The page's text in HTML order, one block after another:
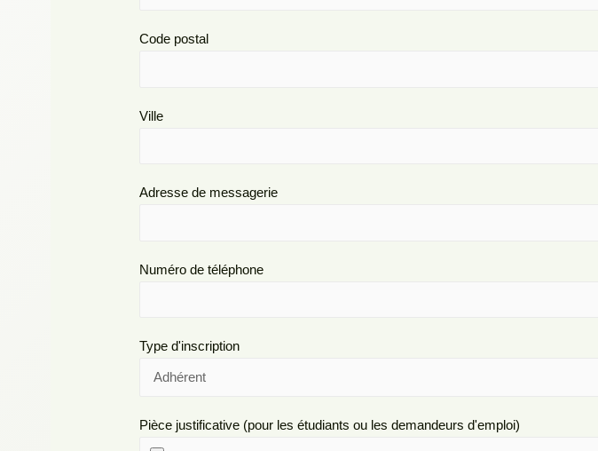
Code postal
Ville
Adresse de messagerie
Numéro de téléphone
Type d'inscription
Pièce justificative (pour les étudiants ou les demandeurs d'emploi)